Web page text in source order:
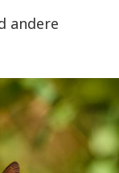
andere